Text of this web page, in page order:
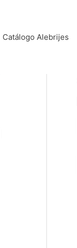
Catálogo Alebrijes